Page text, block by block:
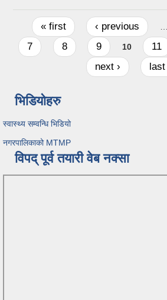
Pages
« first ‹ previous
7
8 9 10 11
next ›
भिडियोहरु
स्वास्थ्य सम्वन्धि भिडियो
नगरपालिकाको MTMP
विपद् पूर्व तयारी वेब नक्सा